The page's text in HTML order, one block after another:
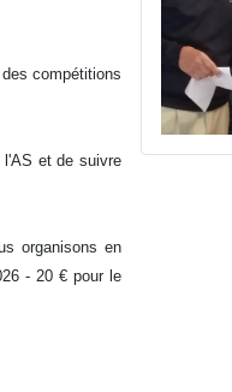
compétitions
et de suivre
organisons en
- 20 € pour le